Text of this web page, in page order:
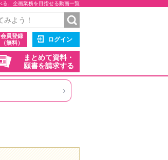
る、企画業務を目指せる動画一覧
会員登録
（無料）
ログイン
まとめて資料・
願書を請求する
›